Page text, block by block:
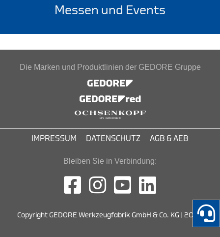
Messen und Events
Die Marken und Produktlinien der GEDORE Gruppe
IMPRESSUM DATENSCHUTZ AGB & AEB
Bleiben Sie in Verbindung:
Copyright GEDORE Werkzeugfabrik GmbH & Co. KG | 2026